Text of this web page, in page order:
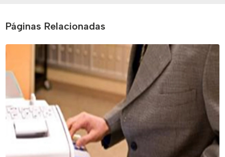
Páginas Relacionadas